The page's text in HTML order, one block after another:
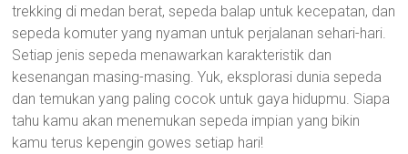
trekking di medan berat, sepeda balap untuk kecepatan, dan
sepeda komuter yang nyaman untuk perjalanan sehari-hari.
Setiap jenis sepeda menawarkan karakteristik dan
kesenangan masing-masing. Yuk, eksplorasi dunia sepeda
dan temukan yang paling cocok untuk gaya hidupmu. Siapa
tahu kamu akan menemukan sepeda impian yang bikin
kamu terus kepengin gowes setiap hari!